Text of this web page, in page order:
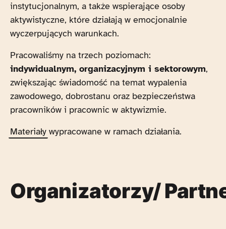
instytucjonalnym, a także wspierające osoby
aktywistyczne, które działają w emocjonalnie
wyczerpujących warunkach.
Pracowaliśmy na trzech poziomach:
indywidualnym, organizacyjnym i sektorowym,
zwiększając świadomość na temat wypalenia
zawodowego, dobrostanu oraz bezpieczeństwa
pracowników i pracownic w aktywizmie.
Materiały wypracowane w ramach działania.
Organizatorzy/